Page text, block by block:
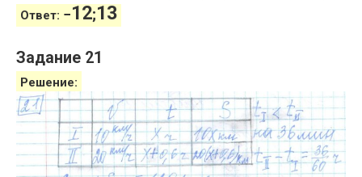
Ответ: −12;13
Задание 21
Решение: